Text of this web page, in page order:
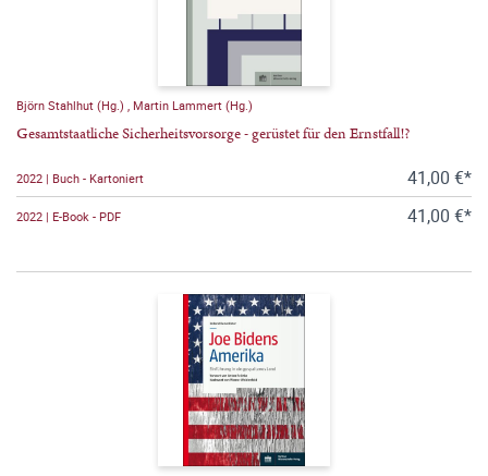
Björn Stahlhut (Hg.) , Martin Lammert (Hg.)
Gesamtstaatliche Sicherheitsvorsorge - gerüstet für den Ernstfall!?
2022 | Buch - Kartoniert 41,00 €*
2022 | E-Book - PDF 41,00 €*